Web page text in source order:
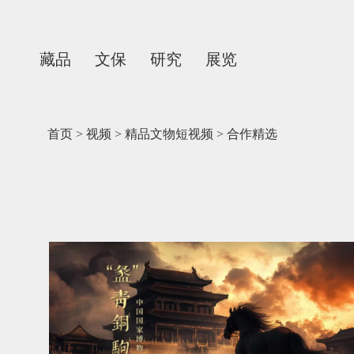
藏品 文保 研究 展览
首页 > 视频 > 精品文物短视频 > 合作精选